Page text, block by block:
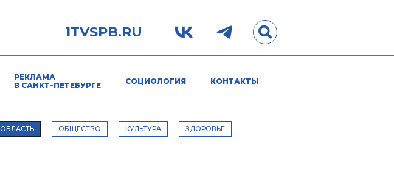
1TVSPB.RU
РЕКЛАМА
В САНКТ-ПЕТЕБУРГЕ
СОЦИОЛОГИЯ КОНТАКТЫ
ОБЛАСТЬ ОБЩЕСТВО КУЛЬТУРА ЗДОРОВЬЕ